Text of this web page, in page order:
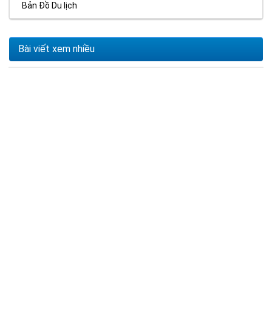
Bản Đồ Du lịch
Bài viết xem nhiều